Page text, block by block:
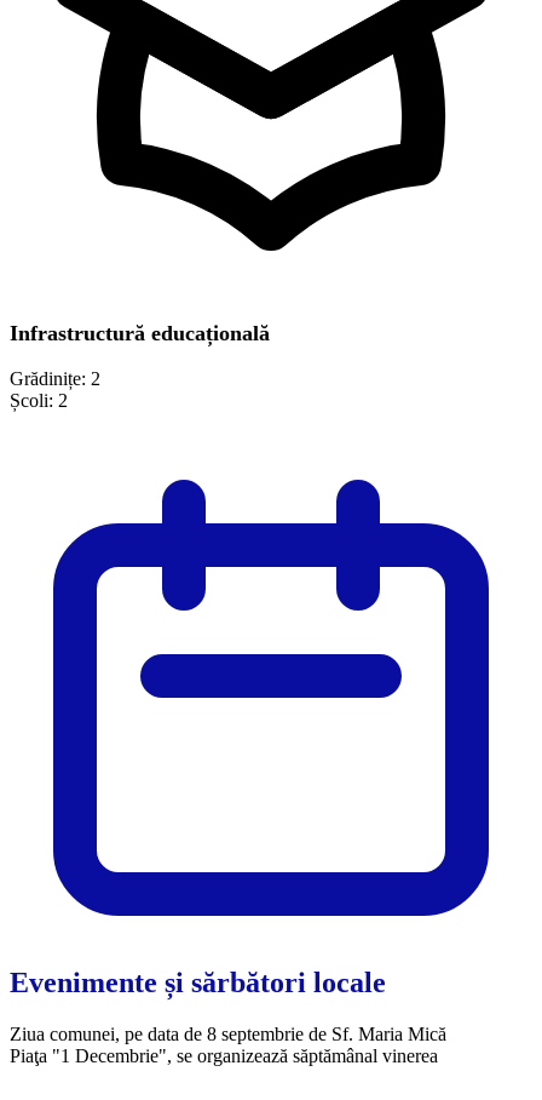
Infrastructură educațională
Grădinițe: 2
Școli: 2
Evenimente și sărbători locale
Ziua comunei, pe data de 8 septembrie de Sf. Maria Mică
Piaţa "1 Decembrie", se organizează săptămânal vinerea